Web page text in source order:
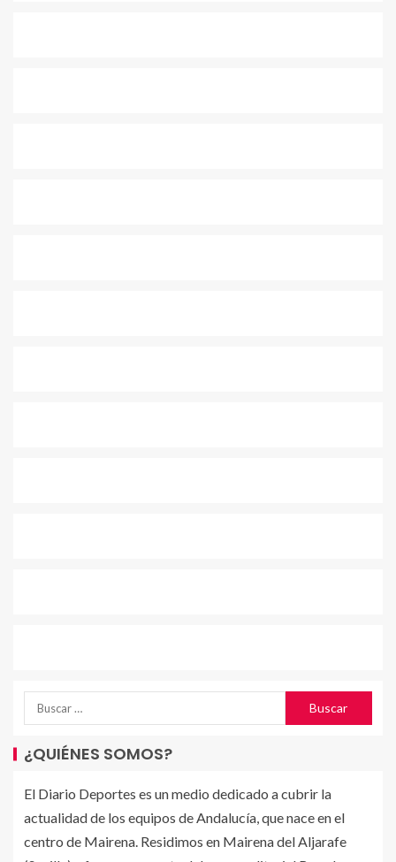
¿QUIÉNES SOMOS?
El Diario Deportes es un medio dedicado a cubrir la
actualidad de los equipos de Andalucía, que nace en el
centro de Mairena. Residimos en Mairena del Aljarafe